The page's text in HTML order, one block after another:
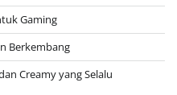
Gaming
Berkembang
Creamy yang Selalu